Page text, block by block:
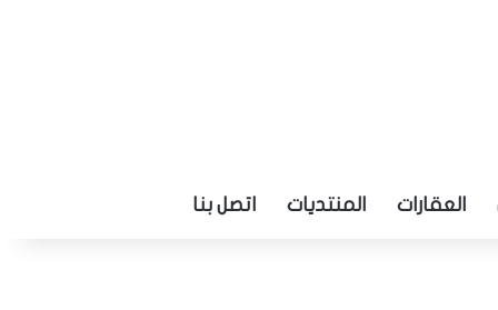
العقارات المنتديات اتصل بنا